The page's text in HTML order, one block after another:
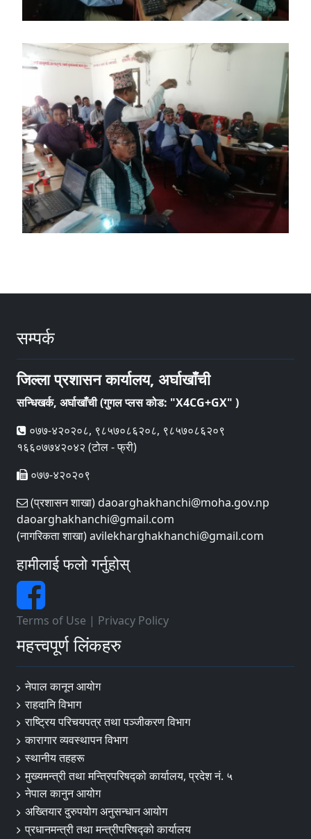
सम्पर्क
जिल्ला प्रशासन कार्यालय, अर्घाखाँची
सन्धिखर्क, अर्घाखाँची (गुगल प्लस कोड: "X4CG+GX" )
०७७-४२०२०८, ९८५७०८६२०८, ९८५७०८६२०९
१६६०७७४२०४२ (टोल - फ्री)
०७७-४२०२०९
(प्रशासन शाखा) daoarghakhanchi@moha.gov.np
daoarghakhanchi@gmail.com
(नागरिकता शाखा) avilekharghakhanchi@gmail.com
हामीलाई फलो गर्नुहोस्
Terms of Use | Privacy Policy
महत्त्वपूर्ण लिंकहरु
नेपाल कानून आयोग
राहदानि विभाग
राष्ट्रिय परिचयपत्र तथा पञ्जीकरण विभाग
कारागार व्यवस्थापन विभाग
स्थानीय तहहरू
मुख्यमन्त्री तथा मन्त्रिपरिषद्को कार्यालय, प्रदेश नं. ५
नेपाल कानुन आयोग
अख्तियार दुरुपयोग अनुसन्धान आयोग
प्रधानमन्त्री तथा मन्त्रीपरिषद्को कार्यालय